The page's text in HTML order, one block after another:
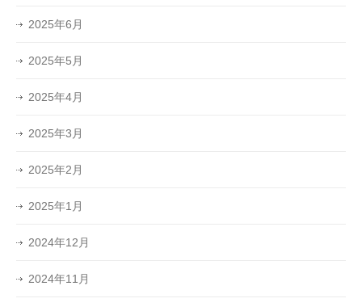
2025年6月
2025年5月
2025年4月
2025年3月
2025年2月
2025年1月
2024年12月
2024年11月